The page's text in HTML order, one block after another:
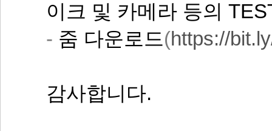
이크 및 카메라 등의
- 줌 다운로드(https://
감사합니다.